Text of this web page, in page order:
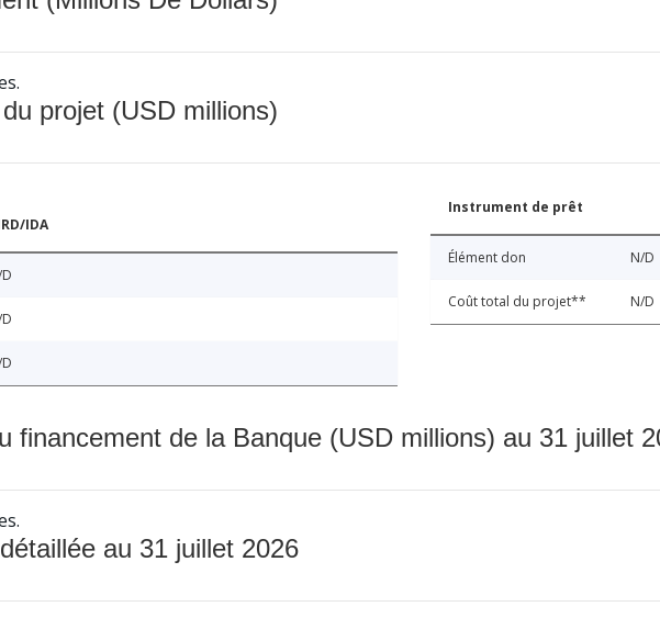
projet (USD millions)
IDA
Instrument de prêt
Élément don N/D
Coût total du projet** N/D
financement de la Banque (USD millions) au 31 juillet
au 31 juillet 2026